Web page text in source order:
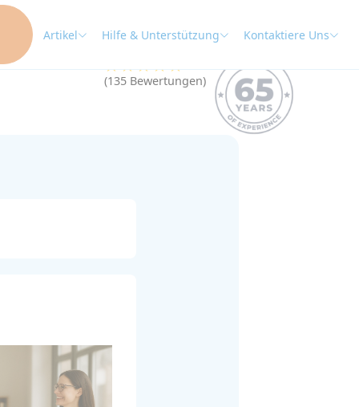
Artikel Hilfe & Unterstützung Kontaktiere Uns
★★★★★4.9
(135 Bewertungen)